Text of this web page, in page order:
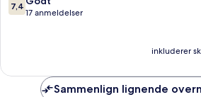
ud
anmeldelser
7,4
17 anmeldelser
inkluderer
Sammenlign lignende